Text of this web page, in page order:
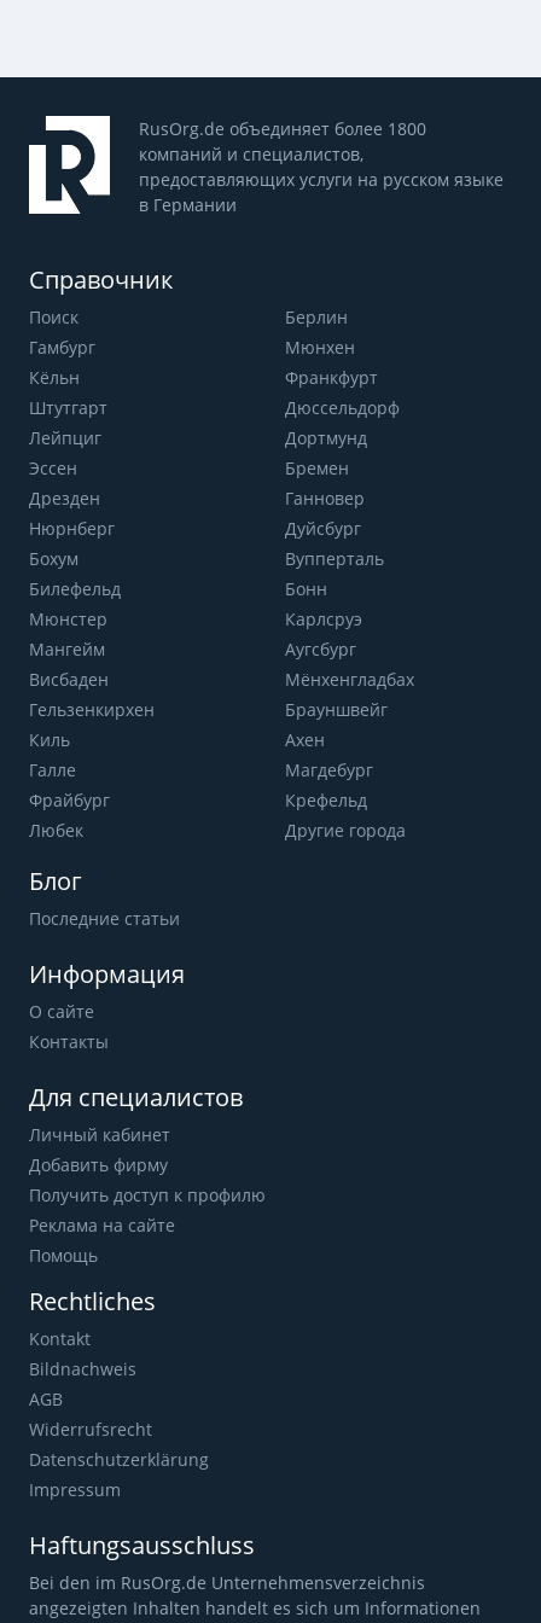
RusOrg.de объединяет более 1800
компаний и специалистов,
предоставляющих услуги на русском языке
в Германии
Справочник
Поиск
Берлин
Гамбург
Мюнхен
Кёльн
Франкфурт
Штутгарт
Дюссельдорф
Лейпциг
Дортмунд
Эссен
Бремен
Дрезден
Ганновер
Нюрнберг
Дуйсбург
Бохум
Вупперталь
Билефельд
Бонн
Мюнстер
Карлсруэ
Мангейм
Аугсбург
Висбаден
Мёнхенгладбах
Гельзенкирхен
Брауншвейг
Киль
Ахен
Галле
Магдебург
Фрайбург
Крефельд
Любек
Другие города
Блог
Последние статьи
Информация
О сайте
Контакты
Для специалистов
Личный кабинет
Добавить фирму
Получить доступ к профилю
Реклама на сайте
Помощь
Rechtliches
Kontakt
Bildnachweis
AGB
Widerrufsrecht
Datenschutzerklärung
Impressum
Haftungsausschluss
Bei den im RusOrg.de Unternehmensverzeichnis
angezeigten Inhalten handelt es sich um Informationen